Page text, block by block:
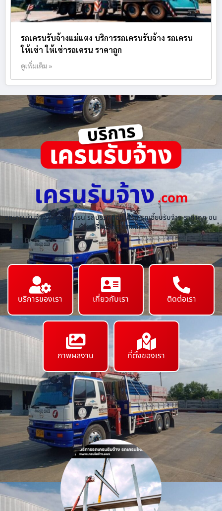
รถเครนรับจ้างแม่แตง บริการรถเครนรับจ้าง รถเครน
ให้เช่า ให้เช่ารถเครน ราคาถูก
ดูเพิ่มเติม »
เครนรับจ้าง.com
รถเครนรับจ้าง ให้เช่ารถเครน รถบรรทุกติดเครน รถเฮี๊ยบรับจ้าง ราคาถูก ขน
ย้ายเครื่องจักร ทุกชนิด
บริการของเรา เกี่ยวกับเรา ติดต่อเรา
ภาพผลงาน ที่ตั้งของเรา